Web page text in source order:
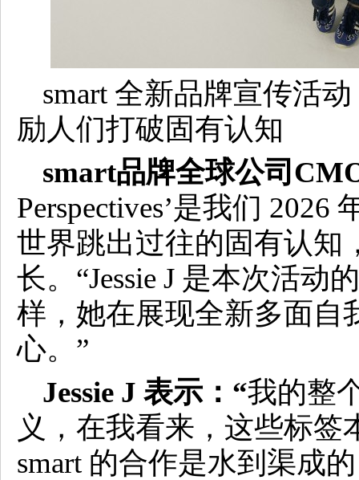
smart 全新品牌宣传活动
励人们打破固有认知
smart品牌全球公司
Perspectives’是我们
世界跳出过往的固有认知
长。“Jessie J 是本次活动
样，她在展现全新多面自
心。”
Jessie J 表示：“我的整
义，在我看来，这些标
smart 的合作是水到渠成